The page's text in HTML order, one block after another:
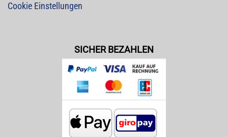
Cookie Einstellungen
SICHER BEZAHLEN